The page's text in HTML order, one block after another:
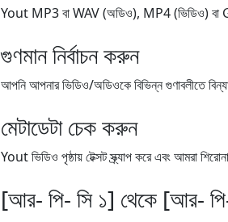
Yout MP3 বা WAV (অডিও), MP4 (ভিডিও) বা
গুণমান নির্বাচন করুন
আপনি আপনার ভিডিও/অডিওকে বিভিন্ন গুণাবলীতে
মেটাডেটা চেক করুন
Yout ভিডিও পৃষ্ঠায় টেক্সট স্ক্র্যাপ করে এবং আমরা
[আর- পি- সি ১] থেকে [আর-